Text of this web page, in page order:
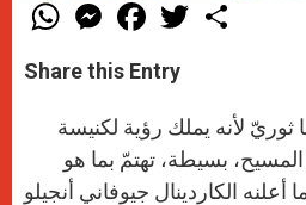
W
h
t
s
p
p
M
e
s
e
g
e
r
F
a
e
b
k
w
Share this Entry
ثوريّ لأنه يملك رؤية لكنيسة
بسيطة، تهتمّ بما هو
الكاردينال جيوفاني أنجيلو